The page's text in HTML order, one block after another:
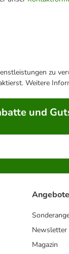
zu
Weitere
und
Newsletter
Magazin